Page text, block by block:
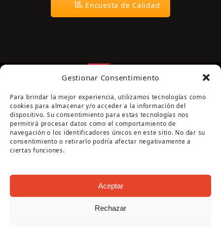
Gestionar Consentimiento
Para brindar la mejor experiencia, utilizamos tecnologías como
cookies para almacenar y/o acceder a la información del
dispositivo. Su consentimiento para estas tecnologías nos
permitirá procesar datos como el comportamiento de
navegación o los identificadores únicos en este sitio. No dar su
consentimiento o retirarlo podría afectar negativamente a
ciertas funciones.
Aceptar
Rechazar
Encuesta de Calidad
Página cofinanciada por la Diputación de Córdoba